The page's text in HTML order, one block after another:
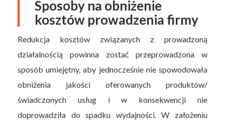
Sposoby na obniżenie
kosztów prowadzenia firmy
Redukcja kosztów związanych z prowadzoną
działalnością powinna zostać przeprowadzona w
sposób umiejętny, aby jednocześnie nie spowodowała
obniżenia jakości oferowanych produktów/
świadczonych usług i w konsekwencji nie
doprowadziła do spadku wydajności. W założeniu